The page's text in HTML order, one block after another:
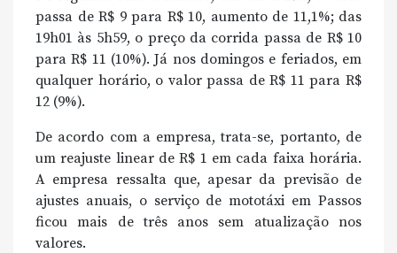
passa de R$ 9 para R$ 10, aumento de 11,1%; das
19h01 às 5h59, o preço da corrida passa de R$ 10
para R$ 11 (10%). Já nos domingos e feriados, em
qualquer horário, o valor passa de R$ 11 para R$
12 (9%).
De acordo com a empresa, trata-se, portanto, de
um reajuste linear de R$ 1 em cada faixa horária.
A empresa ressalta que, apesar da previsão de
ajustes anuais, o serviço de mototáxi em Passos
ficou mais de três anos sem atualização nos
valores.